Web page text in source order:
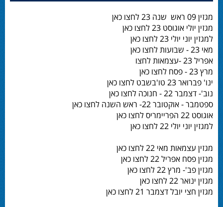
מגזין 09 ראש שנה 23 לחצו כאן
מגזין יולי אוגוסט 23 לחצו כאן
למגזין יוני יולי 23 לחצו כאן
מאי 23 - שבועות לחצו כאן
אפריל 23 -עצמאות לחצו
מרץ 23 - פסח לחצו כאן
ינו' פברואר 23 טו'בשבט לחצו כאן
נוב'- דצמבר 22 - חנוכה לחצו כאן
ספטמבר - אוקטובר 22- ראש השנה לחצו כאן
אוגוסט 22 הפריימריס לחצו כאן
למגזין יוני יולי 22 לחצו כאן
מגזין עצמאות מאי 22 לחצו כאן
מגזין פסח אפריל 22 לחצו כאן
מגזין פב'- מרץ 22 לחצו כאן
מגזין ינואר 22 לחצו כאן
מגזין חצי יובל דצמבר 21 לחצו כאן